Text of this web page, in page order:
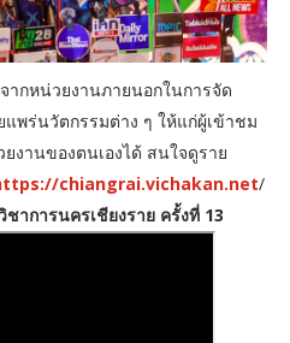
ากหน่วยงานภายนอกในการจัด
แพร่นวัตกรรมต่าง ๆ ให้แก่ผู้เข้าชม
านของตนเองได้ สนใจดูราย
chiangrai.vichakan.net/
าการนครเชียงราย ครั้งที่ 13